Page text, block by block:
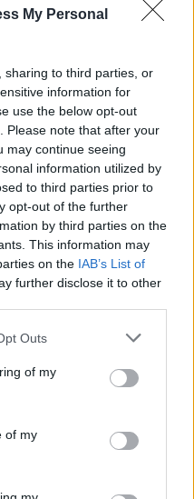
My Personal
sharing to third parties, or
information for
use the below opt-out
Please note that after your
may continue seeing
information utilized by
to third parties prior to
opt-out of the further
by third parties on the
This information may
on the IAB’s List of
further disclose it to other
Outs
of my
of my